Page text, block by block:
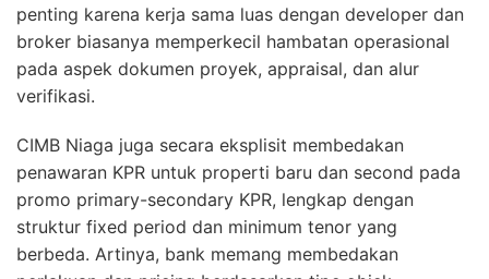
penting karena kerja sama luas dengan developer dan
broker biasanya memperkecil hambatan operasional
pada aspek dokumen proyek, appraisal, dan alur
verifikasi.
CIMB Niaga juga secara eksplisit membedakan
penawaran KPR untuk properti baru dan second pada
promo primary-secondary KPR, lengkap dengan
struktur fixed period dan minimum tenor yang
berbeda. Artinya, bank memang membedakan